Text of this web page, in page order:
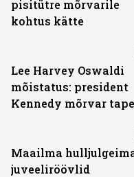
pisitütre mõrvarile
kohtus kätte
Lee Harvey Oswaldi
mõistatus: president
Kennedy mõrvar
Maailma
juveeliröövlid